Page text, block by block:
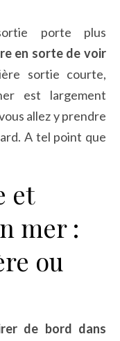
porte plus
en sorte de voir
sortie courte,
est largement
allez y prendre
A tel point que
et
mer :
ou
de bord dans